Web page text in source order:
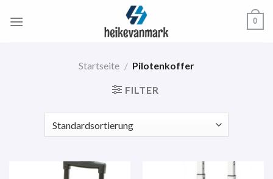
Inhalt
0
Startseite / Pilotenkoffer
FILTER